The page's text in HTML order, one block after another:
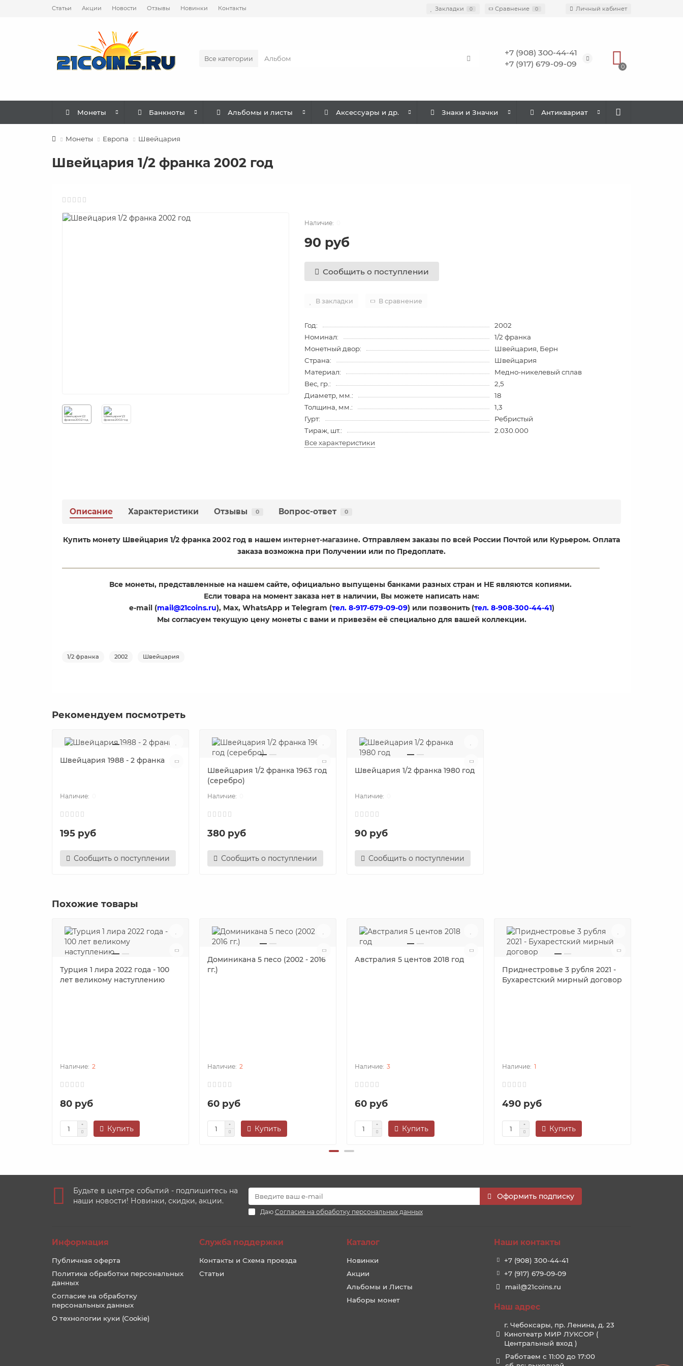
Статьи Акции Новости Отзывы Новинки Контакты Закладки 0 Сравнение 0 Личный кабинет
Все категории
+7 (908) 300-44-41
+7 (917) 679-09-09
0
Монеты Банкноты Альбомы и листы Аксессуары и др. Знаки и Значки Антиквариат
Монеты Европа Швейцария
Швейцария 1/2 франка 2002 год
90 руб
Сообщить о поступлении
В закладки В сравнение
Год:
2002
Номинал:
1/2 франка
Монетный двор:
Швейцария, Берн
Страна:
Швейцария
Материал:
Медно-никелевый сплав
Вес, гр.:
2,5
Диаметр, мм.:
18
Толщина, мм.:
1,3
Гурт:
Ребристый
Тираж, шт.:
2.030.000
Все характеристики
Описание Характеристики Отзывы 0 Вопрос-ответ 0
​Купить монету Швейцария 1/2 франка 2002 год в нашем интернет-магазине. Отправляем заказы по всей России Почтой или Курьером. Оплата
заказа возможна при Получении или по Предоплате.
Все монеты, представленные на нашем сайте, официально выпущены банками разных стран и НЕ являются копиями.
Если товара на момент заказа нет в наличии, Вы можете написать нам:
e-mail (mail@21coins.ru), Max, WhatsApp и Telegram (тел. 8-917-679-09-09) или позвонить (тел. 8-908-300-44-41)
​Мы согласуем текущую цену монеты с вами и привезём её специально для вашей коллекции.
1/2 франка 2002 Швейцария
Рекомендуем посмотреть
Швейцария 1988 - 2 франка
195 руб
Сообщить о поступлении
Швейцария 1/2 франка 1963 год
(серебро)
380 руб
Сообщить о поступлении
Швейцария 1/2 франка 1980 год
90 руб
Сообщить о поступлении
Похожие товары
Турция 1 лира 2022 года - 100
лет великому наступлению
2
80 руб
Купить
Доминикана 5 песо (2002 - 2016
гг.)
2
60 руб
Купить
Австралия 5 центов 2018 год
3
60 руб
Купить
Приднестровье 3 рубля 2021 -
Бухарестский мирный договор
1
490 руб
Купить
Будьте в центре событий - подпишитесь на
наши новости! Новинки, скидки, акции.
Оформить подписку
Даю Согласие на обработку персональных данных
Информация
Публичная оферта
Политика обработки персональных
данных
Согласие на обработку
персональных данных
О технологии куки (Cookie)
Служба поддержки
Контакты и Схема проезда
Статьи
Каталог
Новинки
Акции
Альбомы и Листы
Наборы монет
Наши контакты
+7 (908) 300-44-41
+7 (917) 679-09-09
mail@21coins.ru
Наш адрес
г. Чебоксары, пр. Ленина, д. 23
Кинотеатр МИР ЛУКСОР (
Центральный вход )
Работаем с 11:00 до 17:00